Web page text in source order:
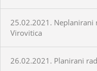
25.02.2021.
Virovitica
26.02.2021. Planirani